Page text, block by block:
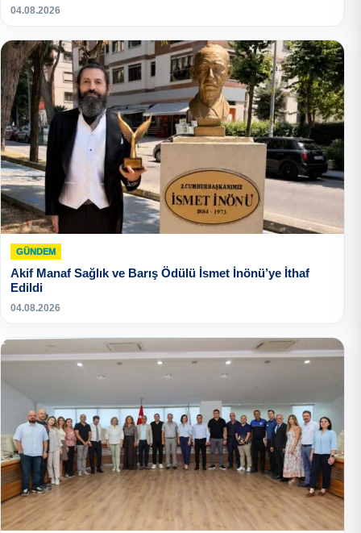
04.08.2026
GÜNDEM
Akif Manaf Sağlık ve Barış Ödülü İsmet İnönü’ye İthaf
Edildi
04.08.2026